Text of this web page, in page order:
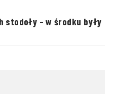
stodoły – w środku były